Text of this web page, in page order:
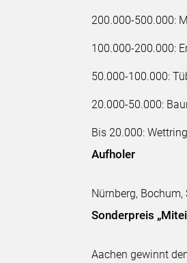
200.000-500.000:
100.000-200.000:
50.000-100.000:
20.000-50.000:
Bis 20.000:
Aufholer
Nürnberg,
Sonderpreis
Aachen gewinnt